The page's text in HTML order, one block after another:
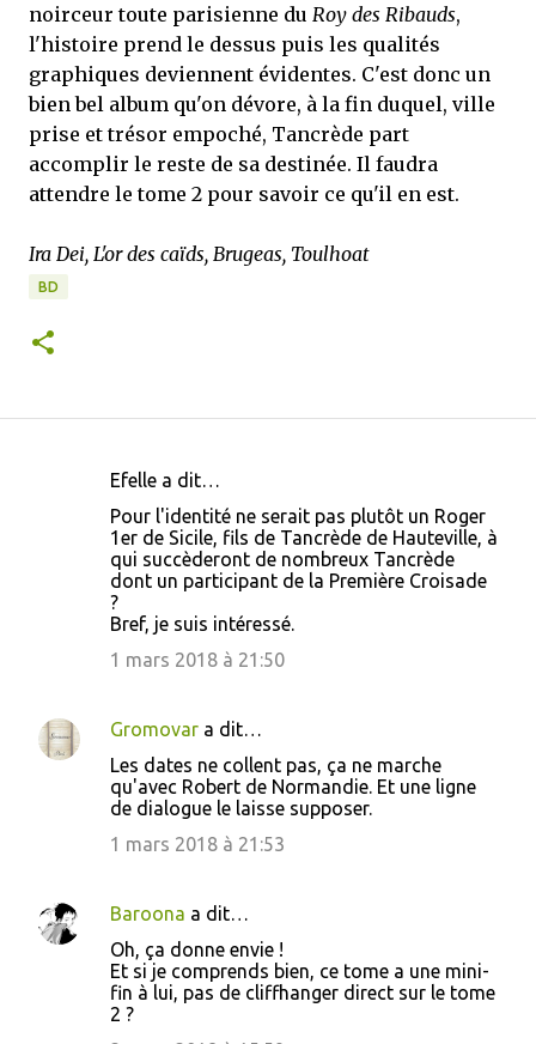
noirceur toute parisienne du Roy des Ribauds,
l'histoire prend le dessus puis les qualités
graphiques deviennent évidentes. C'est donc un
bien bel album qu'on dévore, à la fin duquel, ville
prise et trésor empoché, Tancrède part
accomplir le reste de sa destinée. Il faudra
attendre le tome 2 pour savoir ce qu'il en est.
Ira Dei, L'or des caïds, Brugeas, Toulhoat
BD
a
Efelle a dit…
Pour l'identité ne serait pas plutôt un Roger
1er de Sicile, fils de Tancrède de Hauteville, à
qui succèderont de nombreux Tancrède
dont un participant de la Première Croisade
?
Bref, je suis intéressé.
1 mars 2018 à 21:50
Gromovar a dit…
Les dates ne collent pas, ça ne marche
qu'avec Robert de Normandie. Et une ligne
de dialogue le laisse supposer.
1 mars 2018 à 21:53
Baroona a dit…
Oh, ça donne envie !
Et si je comprends bien, ce tome a une mini-
fin à lui, pas de cliffhanger direct sur le tome
2 ?